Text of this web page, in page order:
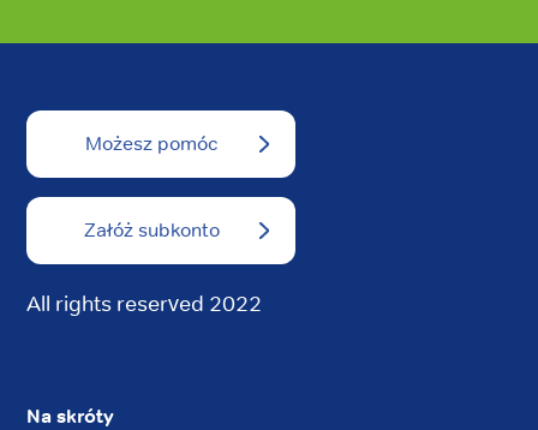
Możesz pomóc
Załóż subkonto
All rights reserved 2022
Na skróty